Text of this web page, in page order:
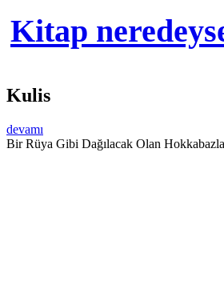
Kitap
Kulis
devamı
Bir Rüya Gibi Dağılacak Olan